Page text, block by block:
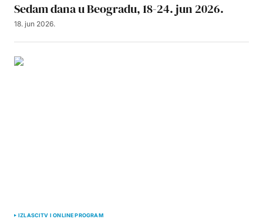
Sedam dana u Beogradu, 18-24. jun 2026.
18. jun 2026.
IZLASCITV I ONLINE PROGRAM